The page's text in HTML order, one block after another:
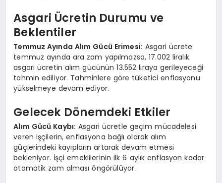
Asgari Ücretin Durumu ve
Beklentiler
Temmuz Ayında Alım Gücü Erimesi: Asgari ücrete
temmuz ayında ara zam yapılmazsa, 17.002 liralık
asgari ücretin alım gücünün 13.552 liraya gerileyeceği
tahmin ediliyor. Tahminlere göre tüketici enflasyonu
yükselmeye devam ediyor.
Gelecek Dönemdeki Etkiler
Alım Gücü Kaybı: Asgari ücretle geçim mücadelesi
veren işçilerin, enflasyona bağlı olarak alım
güçlerindeki kayıpların artarak devam etmesi
bekleniyor. İşçi emeklilerinin ilk 6 aylık enflasyon kadar
otomatik zam alması öngörülüyor.